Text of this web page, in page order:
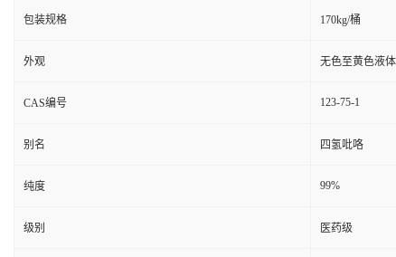
包装规格 170kg/桶
外观 无色至黄色液体
CAS编号 123-75-1
别名 四氢吡咯
纯度 99%
级别 医药级